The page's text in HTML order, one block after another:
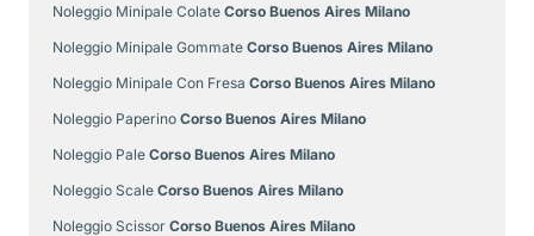
Noleggio Minipale Colate Corso Buenos Aires Milano
Noleggio Minipale Gommate Corso Buenos Aires Milano
Noleggio Minipale Con Fresa Corso Buenos Aires Milano
Noleggio Paperino Corso Buenos Aires Milano
Noleggio Pale Corso Buenos Aires Milano
Noleggio Scale Corso Buenos Aires Milano
Noleggio Scissor Corso Buenos Aires Milano